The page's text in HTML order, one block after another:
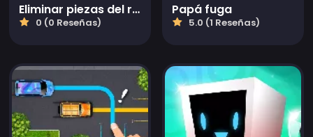
Eliminar piezas del rompecabezas
0 (0 Reseñas)
Papá fuga
5.0 (1 Reseñas)